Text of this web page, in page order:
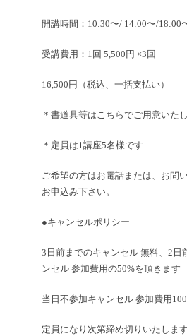
開講時間：10:30〜/ 14:00〜/18:00
受講費用：1回 5,500円 ×3回
16,500円（税込、一括支払い）
＊書道具等はこちらでご用意いたし
＊定員は1講座5名様です
ご希望の方はお電話または、お問
お申込み下さい。
●キャンセルポリシー
3日前までのキャンセル 無料、2日
ンセル 参加費用の50%を頂きます
当日不参加キャンセル 参加費用
定員になり次第締め切りいたします